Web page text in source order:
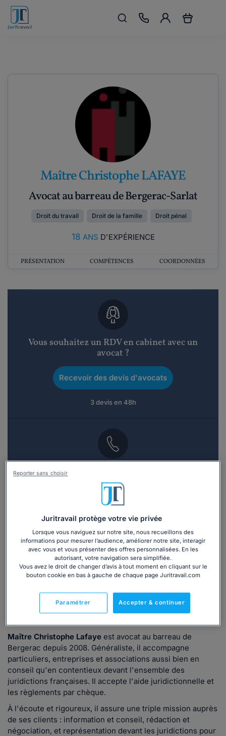
Maître Christophe LAFAYE
Avocat au barreau de Bergerac-Sarlat
Droit du travail Droit de la famille Droit pénal
18 ANS D'EXPÉRIENCE
PRÉSENTATION COMPÉTENCES COORDONNÉES
Vous souhaitez un RDV en cabinet avec un
avocat ?
Recevoir des devis d'avocats
3 devis en 48h
Vous souhaitez une consultation par
téléphone ?
Consulter immédiatement
ou appelez le01 75 75 42 33(8h à 21h du lundi au
vendredi)
Vous êtes avocat ?
Présentation
Maître Christophe Lafaye est avocat au barreau de
Bergerac depuis 2008. Généraliste, il accompagne
particuliers, entreprises et associations aussi bien en
conseil qu'en contentieux devant l'ensemble des
juridictions françaises. Il accepte l'aide juridictionnelle et
les règlements par chèque.
À l'écoute et rigoureux, il assure une triple mission auprès
de ses clients : information et conseil, rédaction et
négociation, et représentation devant les juridictions pour
Juritravail protège votre vie privée
Lorsque vous naviguez sur notre site, nous recueillons des
informations pour mesurer l’audience, améliorer notre site, interagir
avec vous et vous présenter des offres personnalisées. En les
autorisant, votre navigation sera simplifiée.
Vous avez le droit de changer d’avis à tout moment en cliquant sur le
bouton cookie en bas à gauche de chaque page Juritravail.com
Accepter & continuer
Paramétrer
Reporter sans choisir